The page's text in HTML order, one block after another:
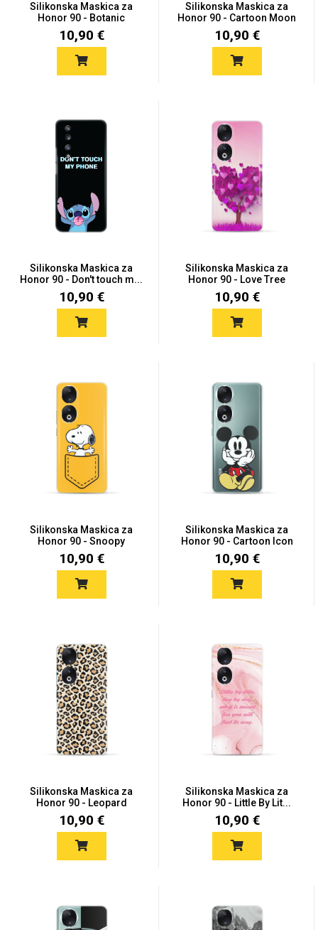
Silikonska Maskica za
Honor 90 - Botanic
10,90 €
Silikonska Maskica za
Honor 90 - Cartoon Moon
10,90 €
Silikonska Maskica za
Honor 90 - Don't touch m...
10,90 €
Silikonska Maskica za
Honor 90 - Love Tree
10,90 €
Silikonska Maskica za
Honor 90 - Snoopy
10,90 €
Silikonska Maskica za
Honor 90 - Cartoon Icon
10,90 €
Silikonska Maskica za
Honor 90 - Leopard
10,90 €
Silikonska Maskica za
Honor 90 - Little By Lit...
10,90 €